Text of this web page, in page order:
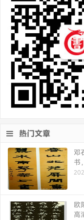
热门文章
邓
书
欧
高